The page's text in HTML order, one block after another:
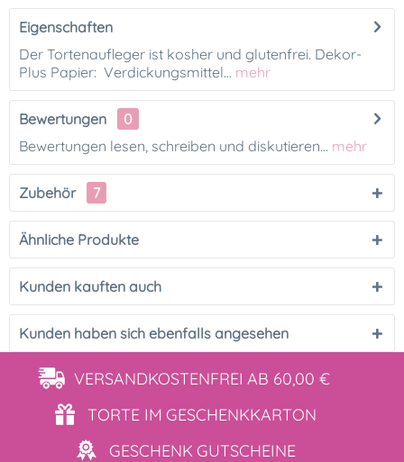
Eigenschaften
Der Tortenaufleger ist kosher und glutenfrei. Dekor-
Plus Papier: Verdickungsmittel... mehr
Bewertungen
0
Bewertungen lesen, schreiben und diskutieren... mehr
Zubehör 7
Ähnliche Produkte
Kunden kauften auch
Kunden haben sich ebenfalls angesehen
VERSANDKOSTENFREI AB 60,00 €
TORTE IM GESCHENKKARTON
GESCHENK GUTSCHEINE